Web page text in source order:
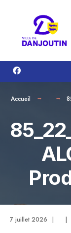
contenu
Accueil
7 juillet 2026 | |
for: